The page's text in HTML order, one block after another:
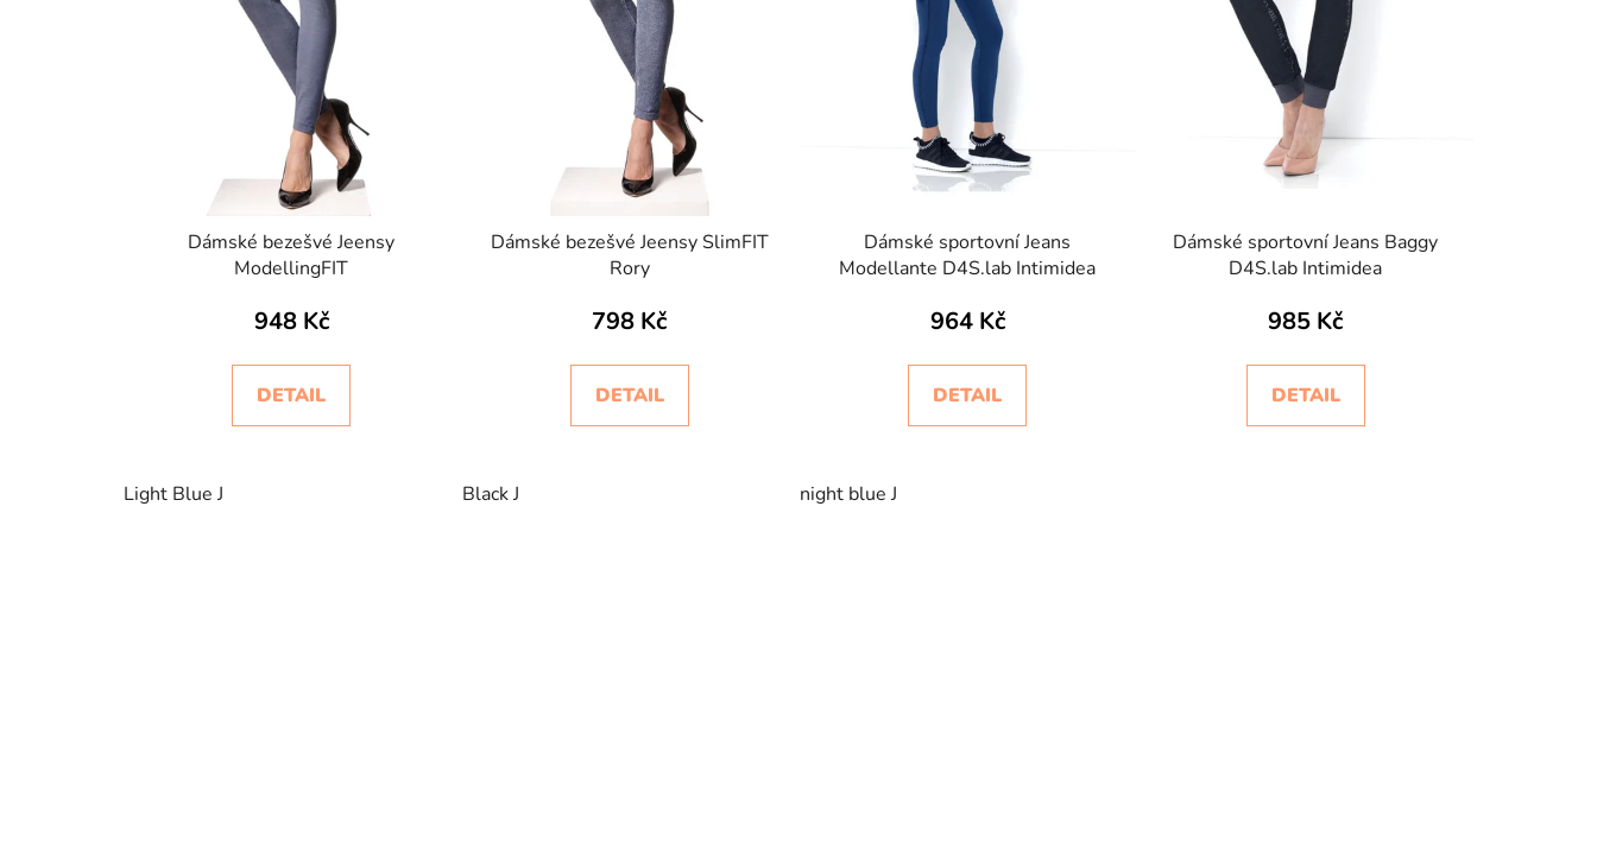
Dámské bezešvé Jeensy
ModellingFIT
948 Kč
DETAIL
Light Blue J
Dámské bezešvé Jeensy SlimFIT
Rory
798 Kč
DETAIL
Black J
Dámské sportovní Jeans
Modellante D4S.lab Intimidea
964 Kč
DETAIL
night blue J
Dámské sportovní Jeans Baggy
D4S.lab Intimidea
985 Kč
DETAIL